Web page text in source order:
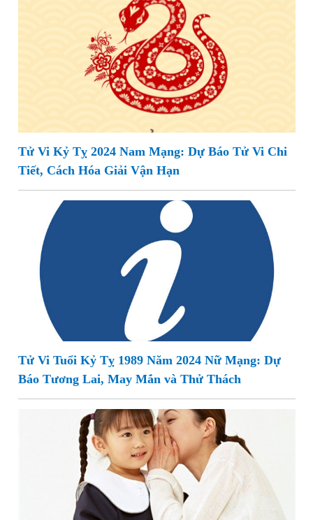
Tử Vi Kỷ Tỵ 2024 Nam Mạng: Dự Báo Tử Vi Chi
Tiết, Cách Hóa Giải Vận Hạn
Tử Vi Tuổi Kỷ Tỵ 1989 Năm 2024 Nữ Mạng: Dự
Báo Tương Lai, May Mắn và Thử Thách